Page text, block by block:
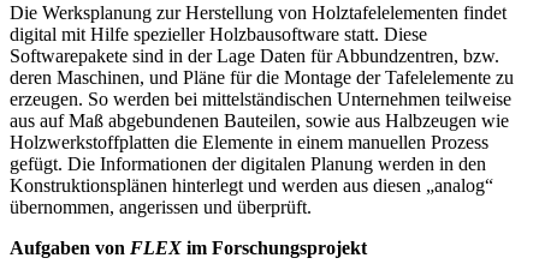
Die Werksplanung zur Herstellung von Holztafelelementen findet
digital mit Hilfe spezieller Holzbausoftware statt. Diese
Softwarepakete sind in der Lage Daten für Abbundzentren, bzw.
deren Maschinen, und Pläne für die Montage der Tafelelemente zu
erzeugen. So werden bei mittelständischen Unternehmen teilweise
aus auf Maß abgebundenen Bauteilen, sowie aus Halbzeugen wie
Holzwerkstoffplatten die Elemente in einem manuellen Prozess
gefügt. Die Informationen der digitalen Planung werden in den
Konstruktionsplänen hinterlegt und werden aus diesen „analog“
übernommen, angerissen und überprüft.
Aufgaben von FLEX im Forschungsprojekt